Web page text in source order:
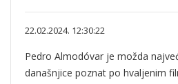
22.02.2024. 12:30:22
Pedro Almodóvar je možda
današnjice poznat po hvaljenim